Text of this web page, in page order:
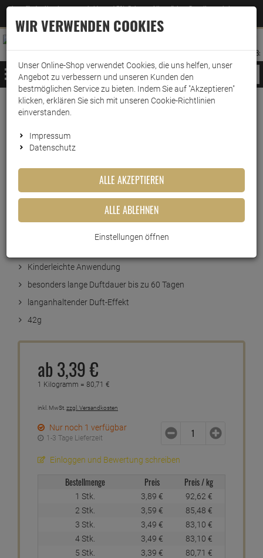
Jetzt für den Newsletter entscheiden und 5% Rabatt auf Ihre nächste Bestellung erhalten
–Zum Newsletter
ANMELDEN
AUFKLAPPEN
MERKZETTEL
WARENKORB:
MENÜ
Weiter einkaufen www.wark24.de KFZ Autoduft
California Scents Concord Cranberry
California Scents Concord
Cranberry
Artikel-Nummer:10015432
Kinderleichte Anwendung
besonders lange Duftdauer bis zu 60 Tagen
langanhaltender Duft-Effekt
42g
ab 3,39€
1 Kilogramm = 80,71 €
inkl. MwSt. zzgl. Versandkosten
Nur noch 1 verfügbar
1-3 Tage Lieferzeit
Einloggen und Bewertung schreiben
Bestellmenge Preis Preis / kg
1 Stk. 3, 89 € 92, 62 €
2 Stk.
3, 59 € 85, 48 €
3 Stk.
3, 49 € 83, 10 €
4 Stk.
3, 49 € 83, 10 €
5 Stk.
3, 39 € 80, 71 €
WIR VERWENDEN COOKIES
Unser Online-Shop verwendet Cookies, die uns helfen, unser
Angebot zu verbessern und unseren Kunden den
bestmöglichen Service zu bieten. Indem Sie auf "Akzeptieren"
klicken, erklären Sie sich mit unseren Cookie-Richtlinien
einverstanden.
Impressum
Datenschutz
ALLE AKZEPTIEREN
ALLE ABLEHNEN
Einstellungen öffnen